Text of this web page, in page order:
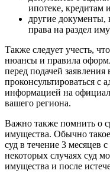
ипотеке, кредитам
другие документы,
права на раздел
Также следует учесть,
нюансы и правила
перед подачей заявления
проконсультироваться с
информацией на
вашего региона.
Важно также помнить о
имущества. Обычно
суд в течение 3 месяцев
некоторых случаях суд
имущества и после